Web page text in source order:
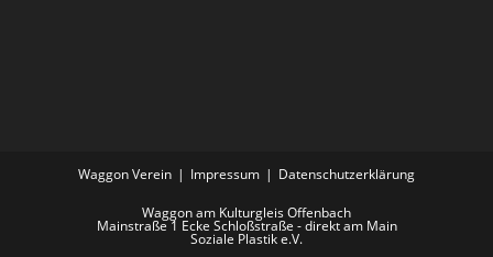
Waggon Verein Impressum Datenschutzerklärung
Waggon am Kulturgleis Offenbach
Mainstraße 1 Ecke Schloßstraße - direkt am Main
Soziale Plastik e.V.